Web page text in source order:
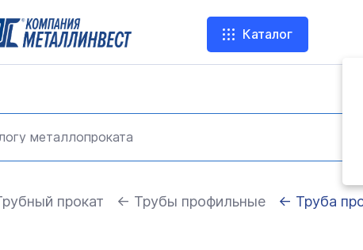
Каталог
прокат ← Трубы профильные ← Труба